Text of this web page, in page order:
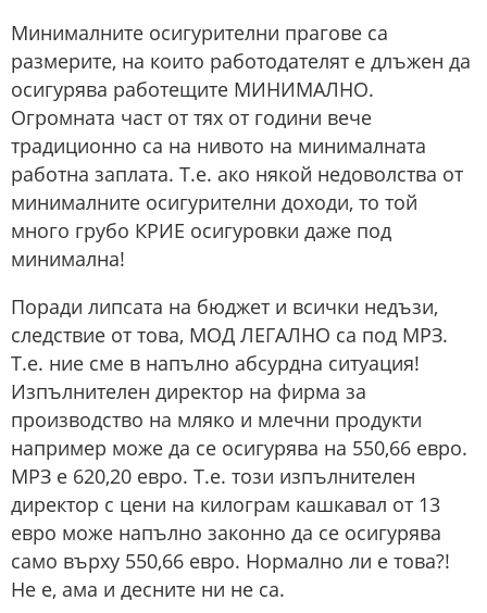
Минималните осигурителни прагове са
размерите, на които работодателят е длъжен да
осигурява работещите МИНИМАЛНО.
Огромната част от тях от години вече
традиционно са на нивото на минималната
работна заплата. Т.е. ако някой недоволства от
минималните осигурителни доходи, то той
много грубо КРИЕ осигуровки даже под
минимална!
Поради липсата на бюджет и всички недъзи,
следствие от това, МОД ЛЕГАЛНО са под МРЗ.
Т.е. ние сме в напълно абсурдна ситуация!
Изпълнителен директор на фирма за
производство на мляко и млечни продукти
например може да се осигурява на 550,66 евро.
МРЗ е 620,20 евро. Т.е. този изпълнителен
директор с цени на килограм кашкавал от 13
евро може напълно законно да се осигурява
само върху 550,66 евро. Нормално ли е това?!
Не е, ама и десните ни не са.